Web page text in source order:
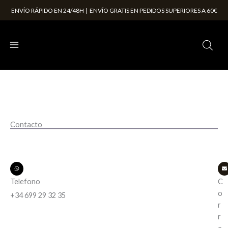
ENVÍO RÁPIDO EN 24/48H | ENVÍO GRATIS EN PEDIDOS SUPERIORES A 60€
Contacto
Telefono
+34 699 29 32 35
C
o
r
r